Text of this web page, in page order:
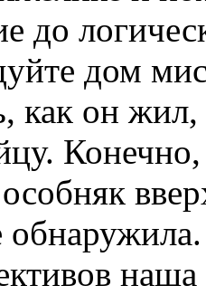
до
дом
как он
наша